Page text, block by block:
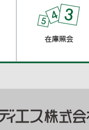
在庫照会